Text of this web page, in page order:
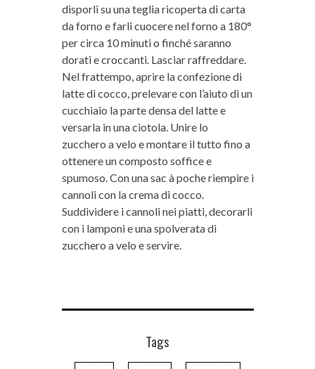
disporli su una teglia ricoperta di carta
da forno e farli cuocere nel forno a 180°
per circa 10 minuti o finché saranno
dorati e croccanti. Lasciar raffreddare.
Nel frattempo, aprire la confezione di
latte di cocco, prelevare con l’aiuto di un
cucchiaio la parte densa del latte e
versarla in una ciotola. Unire lo
zucchero a velo e montare il tutto fino a
ottenere un composto soffice e
spumoso. Con una sac à poche riempire i
cannoli con la crema di cocco.
Suddividere i cannoli nei piatti, decorarli
con i lamponi e una spolverata di
zucchero a velo e servire.
Tags